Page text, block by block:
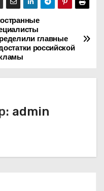
главные
российской
admin